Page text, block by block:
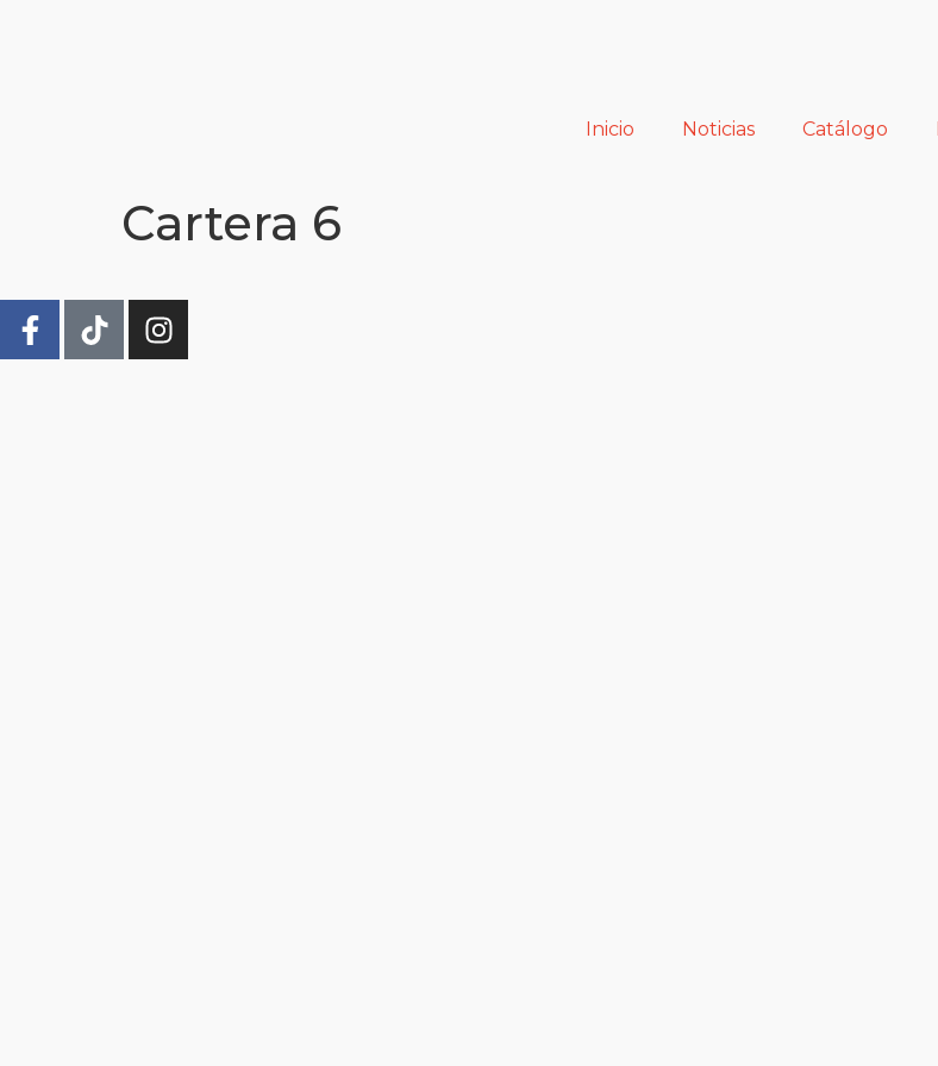
Inicio Noticias Catálogo
Cartera 6